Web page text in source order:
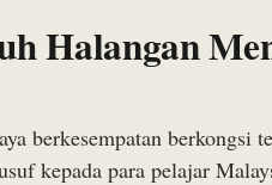
Halangan
berkesempatan berkongsi
kepada para pelajar